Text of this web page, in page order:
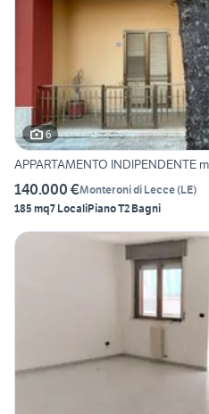
6
APPARTAMENTO INDIPENDENTE
140.000 €Monteroni di Lecce(LE)
185 mq7 LocaliPiano T2 Bagni